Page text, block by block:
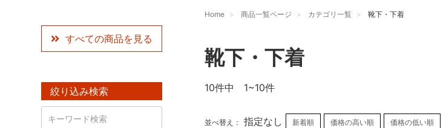
ルイヴィトン
エルメス
シャネル
全てのブランドを見る
スカーフ・マフラー
コート、上着
ギフトラッピング
USED Hermès
USED other
USED CHANEL
バッグ＆ポーチ
アロマ＆フレグランス
Home 商品一覧ページ カテゴリ一覧 靴下・下着
すべての商品を見る
絞り込み検索
靴下・下着
10件中 1~10件
並べ替え： 指定なし 新着順 価格の高い順 価格の低い順